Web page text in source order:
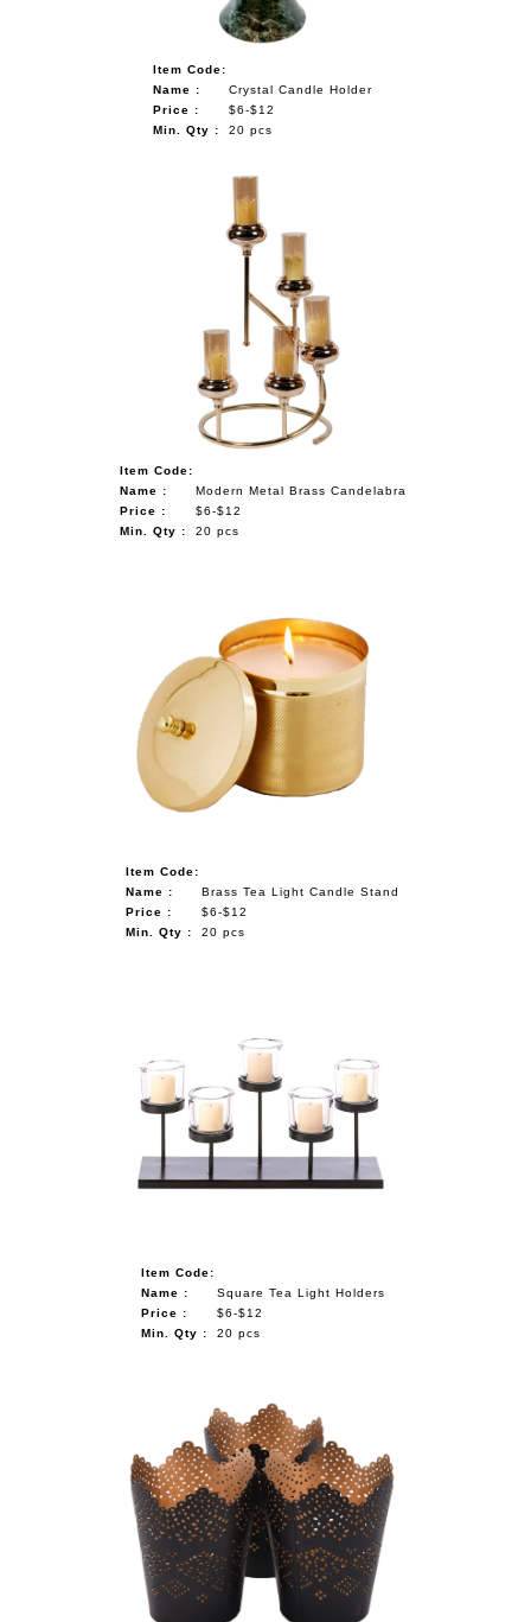
Item Code:
Name :
Crystal Candle Holder
Price :
$6-$12
Min. Qty :
20 pcs
Item Code:
Name :
Modern Metal Brass Candelabra
Price :
$6-$12
Min. Qty :
20 pcs
Item Code:
Name :
Brass Tea Light Candle Stand
Price :
$6-$12
Min. Qty :
20 pcs
Item Code:
Name :
Square Tea Light Holders
Price :
$6-$12
Min. Qty :
20 pcs